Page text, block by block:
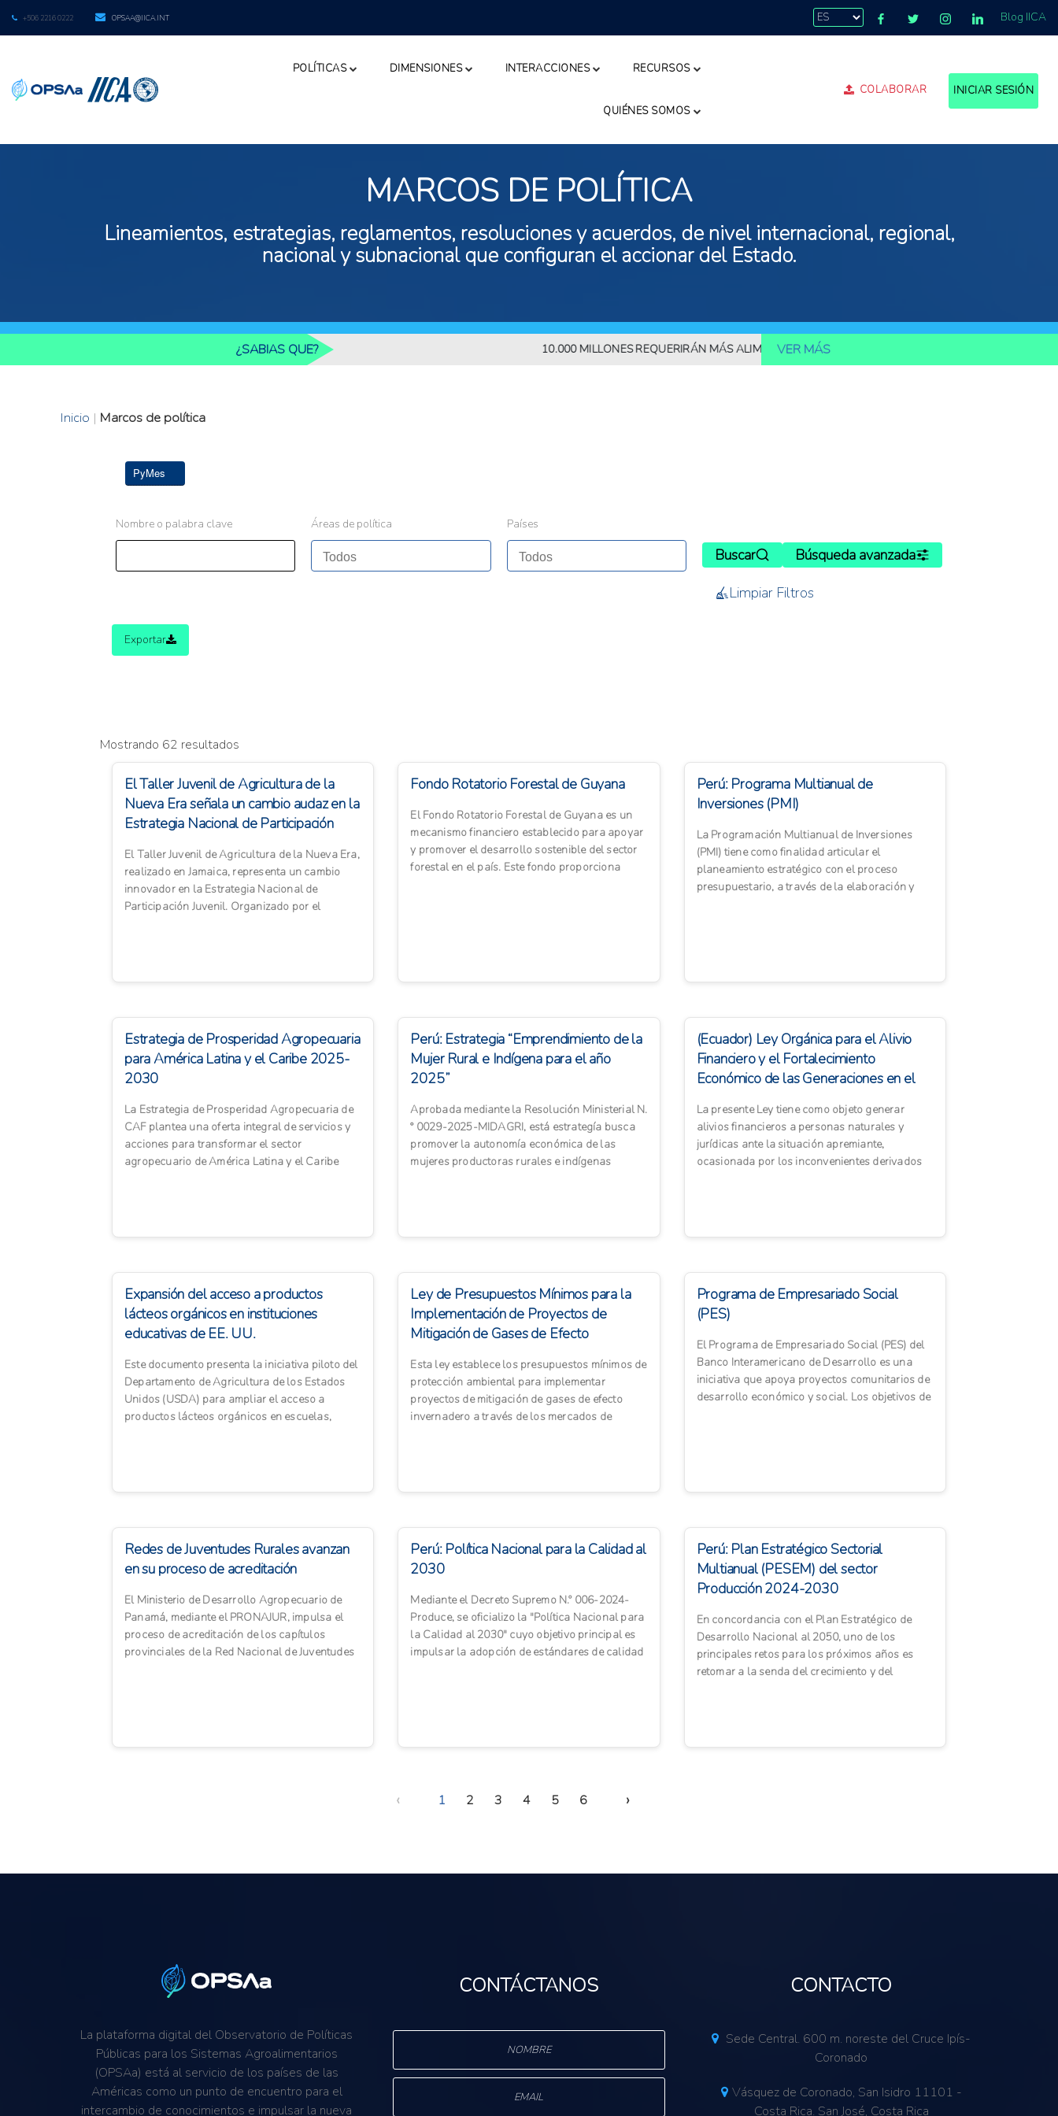
+506 2216 0222 OPSAA@IICA.INT Blog IICA
POLÍTICAS DIMENSIONES INTERACCIONES RECURSOS
QUIÉNES SOMOS
COLABORAR INICIAR SESIÓN
MARCOS DE POLÍTICA
Lineamientos, estrategias, reglamentos, resoluciones y acuerdos, de nivel internacional, regional,
nacional y subnacional que configuran el accionar del Estado.
¿SABIAS QUE? 10.000 MILLONES REQUERIRÁN MÁS ALIMENTOS10.000 MILLONES DE PERSONAS DEBERÁN SER
VER MÁS
Inicio | Marcos de política
PyMes
Nombre o palabra clave Áreas de política Países
Buscar
Búsqueda avanzada
Limpiar Filtros
Exportar
Mostrando 62 resultados
El Taller Juvenil de Agricultura de la
Nueva Era señala un cambio audaz en la
Estrategia Nacional de Participación
El Taller Juvenil de Agricultura de la Nueva Era,
realizado en Jamaica, representa un cambio
innovador en la Estrategia Nacional de
Participación Juvenil. Organizado por el
Fondo Rotatorio Forestal de Guyana
El Fondo Rotatorio Forestal de Guyana es un
mecanismo financiero establecido para apoyar
y promover el desarrollo sostenible del sector
forestal en el país. Este fondo proporciona
Perú: Programa Multianual de
Inversiones (PMI)
La Programación Multianual de Inversiones
(PMI) tiene como finalidad articular el
planeamiento estratégico con el proceso
presupuestario, a través de la elaboración y
Estrategia de Prosperidad Agropecuaria
para América Latina y el Caribe 2025-
2030
La Estrategia de Prosperidad Agropecuaria de
CAF plantea una oferta integral de servicios y
acciones para transformar el sector
agropecuario de América Latina y el Caribe
Perú: Estrategia “Emprendimiento de la
Mujer Rural e Indígena para el año
2025”
Aprobada mediante la Resolución Ministerial N.
° 0029-2025-MIDAGRI, está estrategía busca
promover la autonomía económica de las
mujeres productoras rurales e indígenas
(Ecuador) Ley Orgánica para el Alivio
Financiero y el Fortalecimiento
Económico de las Generaciones en el
La presente Ley tiene como objeto generar
alivios financieros a personas naturales y
jurídicas ante la situación apremiante,
ocasionada por los inconvenientes derivados
Expansión del acceso a productos
lácteos orgánicos en instituciones
educativas de EE. UU.
Este documento presenta la iniciativa piloto del
Departamento de Agricultura de los Estados
Unidos (USDA) para ampliar el acceso a
productos lácteos orgánicos en escuelas,
Ley de Presupuestos Mínimos para la
Implementación de Proyectos de
Mitigación de Gases de Efecto
Esta ley establece los presupuestos mínimos de
protección ambiental para implementar
proyectos de mitigación de gases de efecto
invernadero a través de los mercados de
Programa de Empresariado Social
(PES)
El Programa de Empresariado Social (PES) del
Banco Interamericano de Desarrollo es una
iniciativa que apoya proyectos comunitarios de
desarrollo económico y social. Los objetivos de
Redes de Juventudes Rurales avanzan
en su proceso de acreditación
El Ministerio de Desarrollo Agropecuario de
Panamá, mediante el PRONAJUR, impulsa el
proceso de acreditación de los capítulos
provinciales de la Red Nacional de Juventudes
Perú: Política Nacional para la Calidad al
2030
Mediante el Decreto Supremo N.º 006-2024-
Produce, se oficializo la "Política Nacional para
la Calidad al 2030" cuyo objetivo principal es
impulsar la adopción de estándares de calidad
Perú: Plan Estratégico Sectorial
Multianual (PESEM) del sector
Producción 2024-2030
En concordancia con el Plan Estratégico de
Desarrollo Nacional al 2050, uno de los
principales retos para los próximos años es
retomar a la senda del crecimiento y del
‹ 1 2 3 4 5 6 ›
La plataforma digital del Observatorio de Políticas
Públicas para los Sistemas Agroalimentarios
(OPSAa) está al servicio de los países de las
Américas como un punto de encuentro para el
intercambio de conocimientos e impulsar la nueva
CONTÁCTANOS CONTACTO
Sede Central. 600 m. noreste del Cruce Ipís-
Coronado
Vásquez de Coronado, San Isidro 11101 -
Costa Rica. San José, Costa Rica